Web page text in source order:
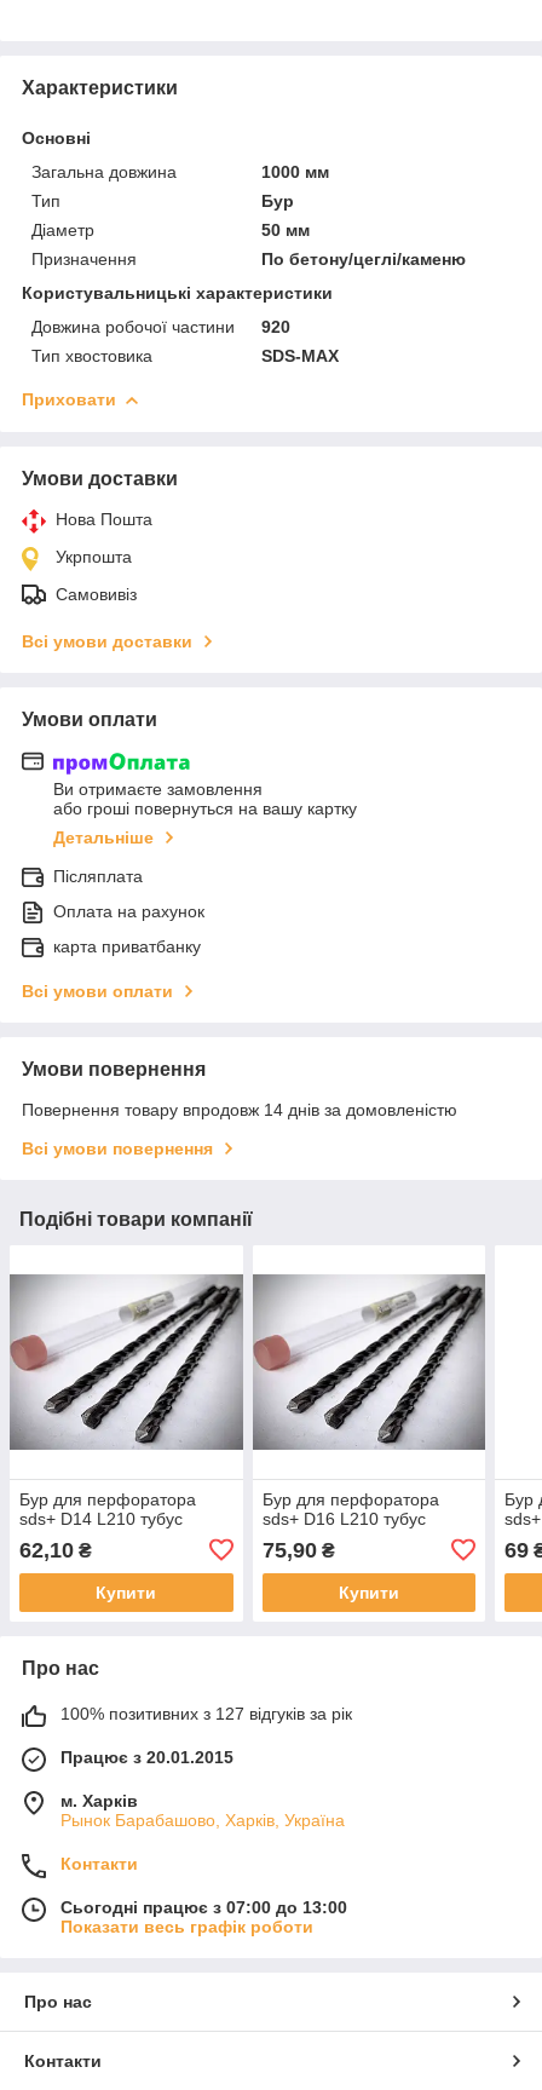
Характеристики
Основні
Загальна довжина
1000 мм
Тип
Бур
Діаметр
50 мм
Призначення
По бетону/цеглі/каменю
Користувальницькі характеристики
Довжина робочої частини
920
Тип хвостовика
SDS-MAX
Приховати
Умови доставки
Нова Пошта
Укрпошта
Самовивіз
Всі умови доставки
Умови оплати
Ви отримаєте замовлення
або гроші повернуться на вашу картку
Детальніше
Післяплата
Оплата на рахунок
карта приватбанку
Всі умови оплати
Умови повернення
Повернення товару впродовж 14 днів за домовленістю
Всі умови повернення
Подібні товари компанії
Бур для перфоратора
sds+ D14 L210 тубус
62,10 ₴
Купити
Бур для перфоратора
sds+ D16 L210 тубус
75,90₴
Купити
Бур
69
Про нас
100% позитивних з 127 відгуків за рік
Працює з 20.01.2015
м. Харків
Рынок Барабашово, Харків, Україна
Контакти
Сьогодні працює з 07:00 до 13:00
Показати весь графік роботи
Про нас
Контакти